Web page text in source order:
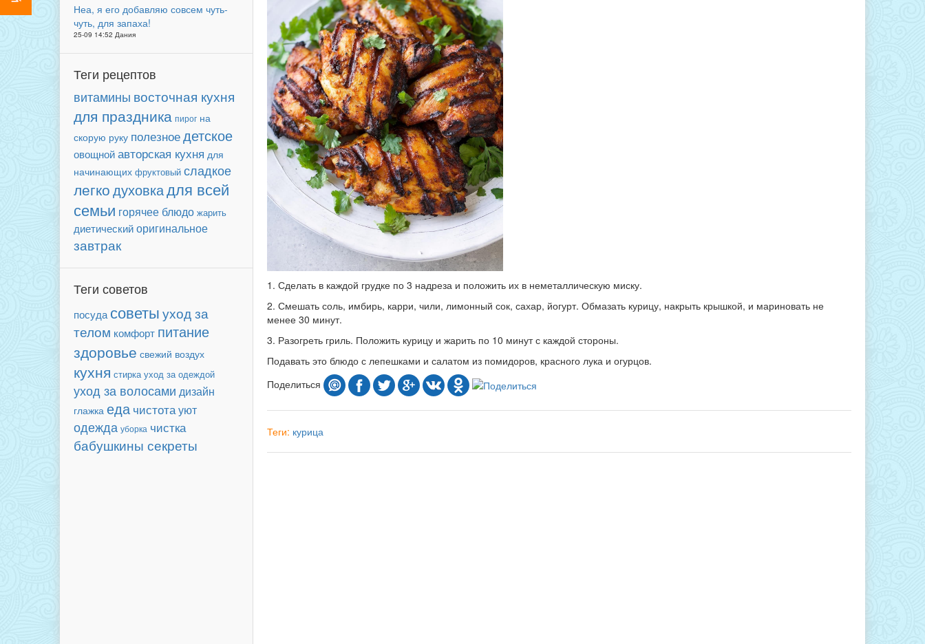
Неа, я его добавляю совсем чуть-
чуть, для запаха!
25-09 14:52 Дания
Теги рецептов
витамины восточная кухня
для праздника пирог на
скорую руку полезноедетское
овощнойавторская кухня для
начинающих фруктовый сладкое
легкодуховкадля всей
семьи горячее блюдо жарить
диетическийоригинальное
завтрак
Теги советов
посуда советыуход за
телом комфорт питание
здоровье свежий воздух
кухня стирка уход за одеждой
уход за волосами дизайн
глажка еда чистотауют
одежда уборка чистка
бабушкины секреты
1. Сделать в каждой грудке по 3 надреза и положить их в неметаллическую миску.
2. Смешать соль, имбирь, карри, чили, лимонный сок, сахар, йогурт. Обмазать курицу, накрыть крышкой, и мариновать не
менее 30 минут.
3. Разогреть гриль. Положить курицу и жарить по 10 минут с каждой стороны.
Подавать это блюдо с лепешками и салатом из помидоров, красного лука и огурцов.
Поделиться
Теги: курица